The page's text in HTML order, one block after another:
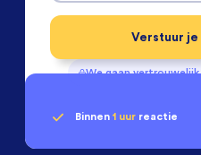
We gaan
Verstuur
Binnen 1 uur reactie